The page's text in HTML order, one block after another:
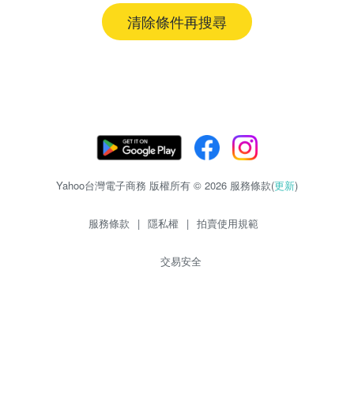
清除條件再搜尋
Yahoo台灣電子商務 版權所有 © 2026 服務條款(更新)
服務條款 | 隱私權 | 拍賣使用規範
交易安全